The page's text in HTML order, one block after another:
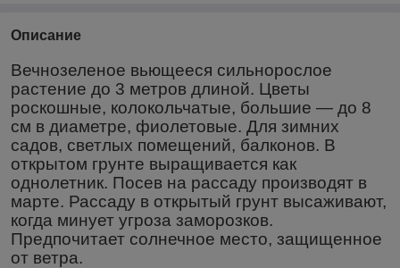
Описание
Вечнозеленое вьющееся сильнорослое
растение до 3 метров длиной. Цветы
роскошные, колокольчатые, большие ― до 8
см в диаметре, фиолетовые. Для зимних
садов, светлых помещений, балконов. В
открытом грунте выращивается как
однолетник. Посев на рассаду производят в
марте. Рассаду в открытый грунт высаживают,
когда минует угроза заморозков.
Предпочитает солнечное место, защищенное
от ветра.